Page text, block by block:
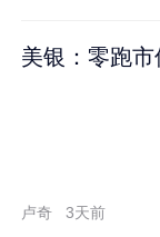
美银：零跑
卢奇 3天前